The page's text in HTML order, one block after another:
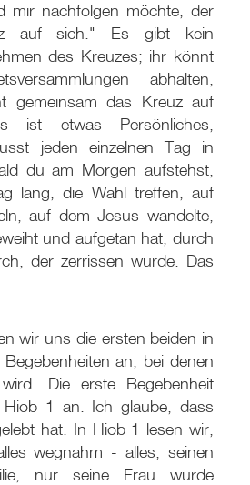
mir nachfolgen möchte, der
auf sich." Es gibt kein
des Kreuzes; ihr könnt
abhalten,
gemeinsam das Kreuz auf
ist etwas Persönliches,
jeden einzelnen Tag in
du am Morgen aufstehst,
lang, die Wahl treffen, auf
auf dem Jesus wandelte,
und aufgetan hat, durch
der zerrissen wurde. Das
wir uns die ersten beiden in
an, bei denen
Die erste Begebenheit
1 an. Ich glaube, dass
hat. In Hiob 1 lesen wir,
wegnahm - alles, seinen
nur seine Frau wurde